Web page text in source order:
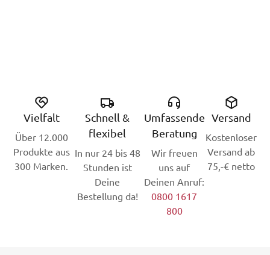
Vielfalt
Über 12.000
Produkte aus
300 Marken.
Schnell &
flexibel
In nur 24 bis 48
Stunden ist
Deine
Bestellung da!
Umfassende
Beratung
Wir freuen
uns auf
Deinen Anruf:
0800 1617
800
Versand
Kostenloser
Versand ab
75,-€ netto